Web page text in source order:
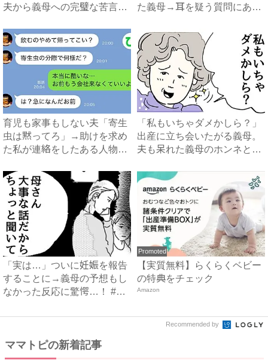
夫から義母への完璧な苦言
た義母→耳を疑う質問にあ
育児も家事もしない夫「寄生
虫は黙ってろ」→助けを求め
た私が連絡をしたある人物と
「私もいちゃダメかしら？」
出産に立ち会いたがる義母。
夫も呆れた義母のホンネと
「実は…」ついに妊娠を報告
することに→義母の予想もし
なかった反応に驚愕…！ #
Promoted
【実質無料】らくらくベビー
の特典をチェック
Amazon
Recommended by
ママトピの新着記事